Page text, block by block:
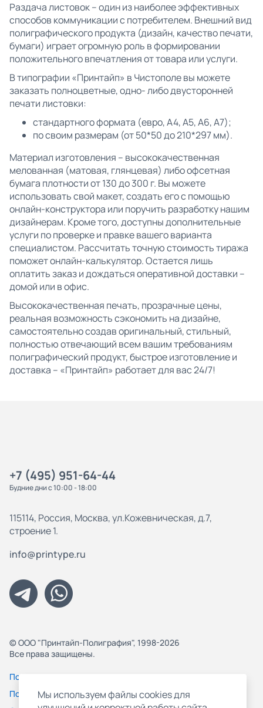
Раздача листовок – один из наиболее эффективных
способов коммуникации с потребителем. Внешний вид
полиграфического продукта (дизайн, качество печати,
бумаги) играет огромную роль в формировании
положительного впечатления от товара или услуги.
В типографии «Принтайп» в Чистополе вы можете
заказать полноцветные, одно- либо двусторонней
печати листовки:
стандартного формата (евро, А4, А5, А6, А7);
по своим размерам (от 50*50 до 210*297 мм).
Материал изготовления – высококачественная
мелованная (матовая, глянцевая) либо офсетная
бумага плотности от 130 до 300 г. Вы можете
использовать свой макет, создать его с помощью
онлайн-конструктора или поручить разработку нашим
дизайнерам. Кроме того, доступны дополнительные
услуги по проверке и правке вашего варианта
специалистом. Рассчитать точную стоимость тиража
поможет онлайн-калькулятор. Остается лишь
оплатить заказ и дождаться оперативной доставки –
домой или в офис.
Высококачественная печать, прозрачные цены,
реальная возможность сэкономить на дизайне,
самостоятельно создав оригинальный, стильный,
полностью отвечающий всем вашим требованиям
полиграфический продукт, быстрое изготовление и
доставка – «Принтайп» работает для вас 24/7!
+7 (495) 951-64-44
Будние дни с 10:00 - 18:00
115114, Россия, Москва, ул.Кожевническая, д.7,
строение 1.
info@printype.ru
© ООО "Принтайп-Полиграфия", 1998-2026
Все права защищены.
Политика конфиденциальности
Пользовательское соглашение
Мы используем файлы cookies для